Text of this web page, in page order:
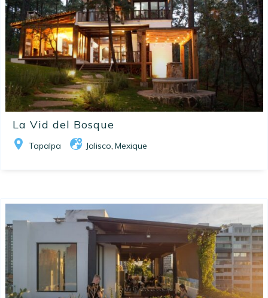
La Vid del Bosque
Tapalpa Jalisco, Mexique